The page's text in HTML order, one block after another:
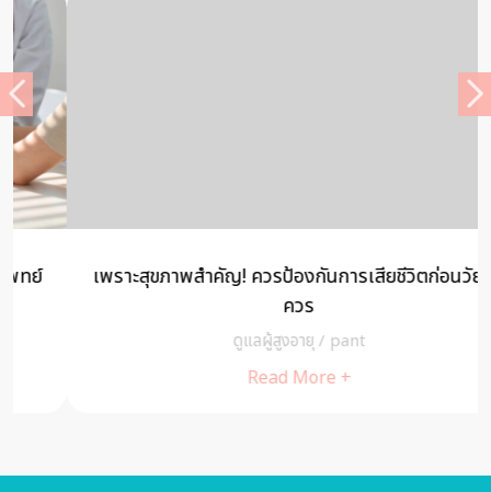
เพราะสุขภาพสำคัญ! ควรป้องกันการเสียชีวิตก่อนวัยอัน
ดูแลผู้สูงอายุ/pant
Read More +